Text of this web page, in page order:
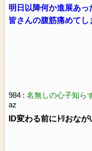
明日以降何か進展あっ
皆さんの腹筋痛めて
984 : 名無しの心子知ら
az
ID変わる前にﾄﾘおなが